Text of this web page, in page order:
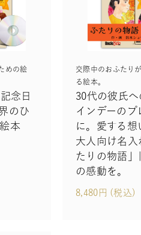
めの絵
念日
のひ
本
交際中のおふたり
る絵本。
30代の彼氏へ
インデーのプ
に。愛する想
大人向け名入
たりの物語
の感動を。
8,480円 (税込)